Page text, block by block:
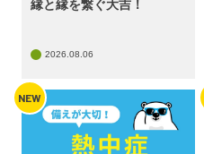
縁と縁を繋ぐ大吉！
2026.08.06
NEW